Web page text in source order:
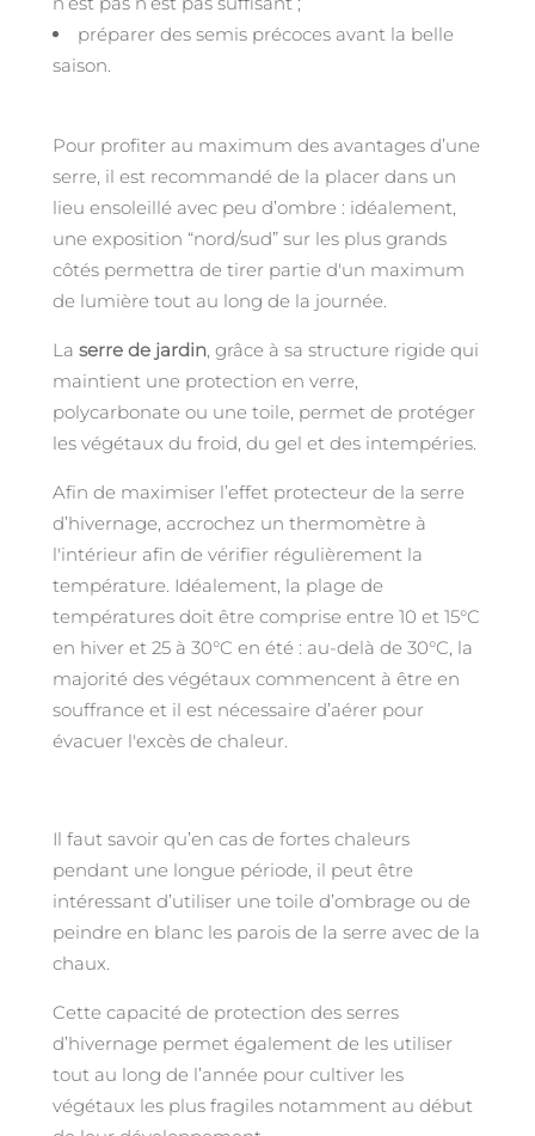
préparer des semis précoces avant la belle
saison.
Pour profiter au maximum des avantages d’une
serre, il est recommandé de la placer dans un
lieu ensoleillé avec peu d’ombre : idéalement,
une exposition “nord/sud” sur les plus grands
côtés permettra de tirer partie d'un maximum
de lumière tout au long de la journée.
La serre de jardin, grâce à sa structure rigide qui
maintient une protection en verre,
polycarbonate ou une toile, permet de protéger
les végétaux du froid, du gel et des intempéries.
Afin de maximiser l’effet protecteur de la serre
d’hivernage, accrochez un thermomètre à
l'intérieur afin de vérifier régulièrement la
température. Idéalement, la plage de
températures doit être comprise entre 10 et 15°C
en hiver et 25 à 30°C en été : au-delà de 30°C, la
majorité des végétaux commencent à être en
souffrance et il est nécessaire d’aérer pour
évacuer l'excès de chaleur.
Il faut savoir qu’en cas de fortes chaleurs
pendant une longue période, il peut être
intéressant d’utiliser une toile d’ombrage ou de
peindre en blanc les parois de la serre avec de la
chaux.
Cette capacité de protection des serres
d’hivernage permet également de les utiliser
tout au long de l’année pour cultiver les
végétaux les plus fragiles notamment au début